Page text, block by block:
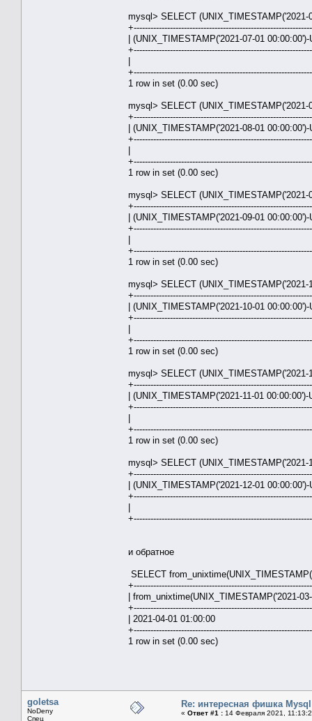
mysql> SELECT
| (UNIX_TIMESTAMP('2021-07-01
|
1 row in set (0.00 sec)
mysql> SELECT
| (UNIX_TIMESTAMP('2021-08-01
|
1 row in set (0.00 sec)
mysql> SELECT
| (UNIX_TIMESTAMP('2021-09-01
|
1 row in set (0.00 sec)
mysql> SELECT
| (UNIX_TIMESTAMP('2021-10-01
|
1 row in set (0.00 sec)
mysql> SELECT (UNIX_TIMESTAMP('2021-
| (UNIX_TIMESTAMP('2021-11-01
|
1 row in set (0.00 sec)
mysql> SELECT (UNIX_TIMESTAMP('2021-
| (UNIX_TIMESTAMP('2021-12-01
|
и обратное
SELECT
| from_unixtime(UNIX_TIMESTAMP('2021-
| 2021-04-01
1 row in set (0.00 sec)
goletsa
NoDeny
Спец
Re: интересная фишка Mysql
« Ответ #1 : 14 Февраля 2021,